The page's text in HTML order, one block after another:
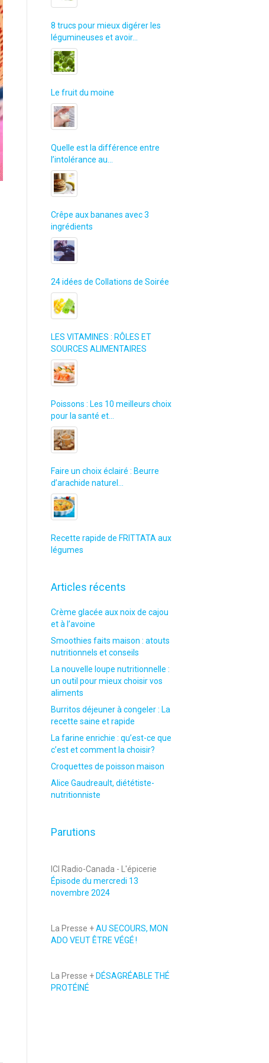
8 trucs pour mieux digérer les
légumineuses et avoir…
Le fruit du moine
Quelle est la différence entre
l’intolérance au…
Crêpe aux bananes avec 3
ingrédients
24 idées de Collations de Soirée
LES VITAMINES : RÔLES ET
SOURCES ALIMENTAIRES
Poissons : Les 10 meilleurs choix
pour la santé et…
Faire un choix éclairé : Beurre
d’arachide naturel…
Recette rapide de FRITTATA aux
légumes
Articles récents
Crème glacée aux noix de cajou
et à l’avoine
Smoothies faits maison : atouts
nutritionnels et conseils
La nouvelle loupe nutritionnelle :
un outil pour mieux choisir vos
aliments
Burritos déjeuner à congeler : La
recette saine et rapide
La farine enrichie : qu’est-ce que
c’est et comment la choisir?
Croquettes de poisson maison
Alice Gaudreault, diététiste-
nutritionniste
Parutions
ICI Radio-Canada - L'épicerie
Épisode du mercredi 13
novembre 2024
La Presse +AU SECOURS, MON
ADO VEUT ÊTRE VÉGÉ !
La Presse + DÉSAGRÉABLE THÉ
PROTÉINÉ